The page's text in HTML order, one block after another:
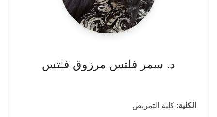
د. سمر فلتس مرزوق فلتس
الكلية: كلية التمريض